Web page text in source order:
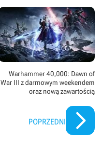
Warhammer 40,000: Dawn of
War III z darmowym weekendem
oraz nową zawartością
POPRZEDNI